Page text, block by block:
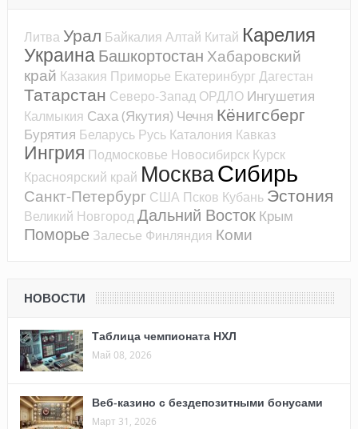
Литва Урал Байкалия Алтай Китай Карелия
УкраинаБашкортостан Хабаровский
край Казакия Приморье Екатеринбург Дагестан
Татарстан Северо-Запад ОРДЛО Ингушетия
Калмыкия Саха (Якутия) Чечня Кёнигсберг
Бурятия Беларусь Русь Каталония Кавказ
Ингрия Подмосковье Новосибирск Курск
Красноярский край МоскваСибирь
Санкт-Петербург США Псков Кубань Эстония
Великий НовгородДальний Восток Крым
Поморье Залесье Финляндия Коми
НОВОСТИ
Таблица чемпионата НХЛ
Май 08, 2026
Веб-казино с бездепозитными бонусами
Март 31, 2026